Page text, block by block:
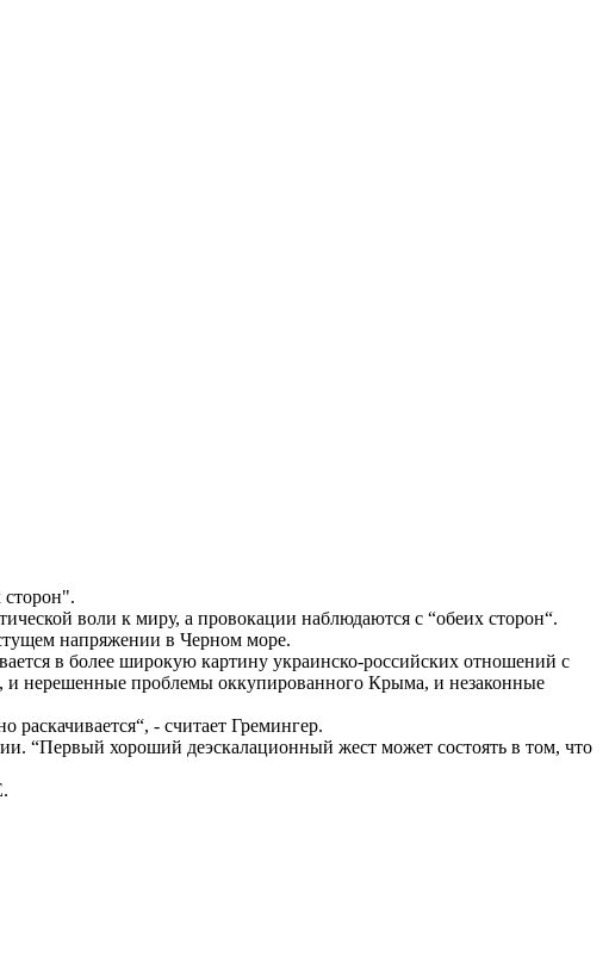
воли к миру, а провокации наблюдаются с “обеих сторон“.
напряжении в Черном море.
в более широкую картину украинско-российских отношений с
и нерешенные проблемы оккупированного Крыма, и незаконные
- считает Гремингер.
“Первый хороший деэскалационный жест может состоять в том, что